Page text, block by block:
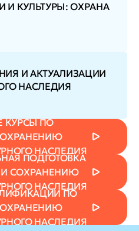
И КУЛЬТУРЫ: ОХРАНА
И АКТУАЛИЗАЦИИ
НАСЛЕДИЯ
КУРСЫ ПО
НАСЛЕДИЯ
ПОДГОТОВКА
И СОХРАНЕНИЮ
НАСЛЕДИЯ
ПО
НАСЛЕДИЯ